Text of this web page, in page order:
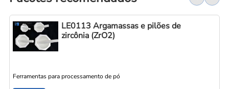
LE0113 Argamassas e pilões de
zircônia (ZrO2)
Ferramentas para processamento de pó